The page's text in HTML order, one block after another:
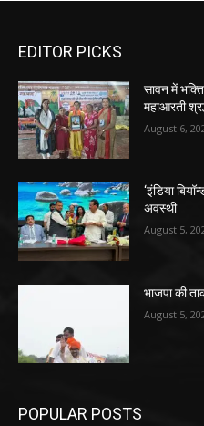
EDITOR PICKS
सावन में भक्ति
महाआरती
August 6,
‘इंडिया
अवस्थी
August 5,
भाजपा की
August 5,
POPULAR POSTS